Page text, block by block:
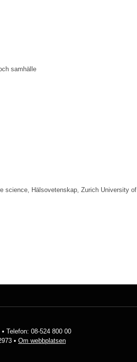
samhälle
science, Hälsovetenskap, Zurich University of
Telefon: 08-524 800 00
• Om webbplatsen